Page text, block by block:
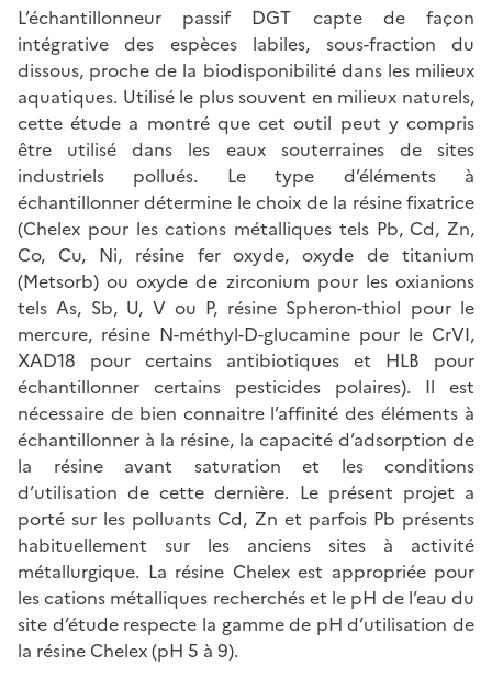
L’échantillonneur passif DGT capte de façon
intégrative des espèces labiles, sous-fraction du
dissous, proche de la biodisponibilité dans les milieux
aquatiques. Utilisé le plus souvent en milieux naturels,
cette étude a montré que cet outil peut y compris
être utilisé dans les eaux souterraines de sites
industriels pollués. Le type d’éléments à
échantillonner détermine le choix de la résine fixatrice
(Chelex pour les cations métalliques tels Pb, Cd, Zn,
Co, Cu, Ni, résine fer oxyde, oxyde de titanium
(Metsorb) ou oxyde de zirconium pour les oxianions
tels As, Sb, U, V ou P, résine Spheron-thiol pour le
mercure, résine N-méthyl-D-glucamine pour le CrVI,
XAD18 pour certains antibiotiques et HLB pour
échantillonner certains pesticides polaires). Il est
nécessaire de bien connaitre l’affinité des éléments à
échantillonner à la résine, la capacité d’adsorption de
la résine avant saturation et les conditions
d’utilisation de cette dernière. Le présent projet a
porté sur les polluants Cd, Zn et parfois Pb présents
habituellement sur les anciens sites à activité
métallurgique. La résine Chelex est appropriée pour
les cations métalliques recherchés et le pH de l’eau du
site d’étude respecte la gamme de pH d’utilisation de
la résine Chelex (pH 5 à 9).